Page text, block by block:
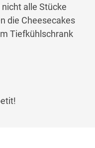
alle Stücke
die Cheesecakes
Tiefkühlschrank